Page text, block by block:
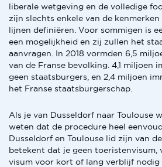
liberale wetgeving en de volledige
zijn slechts enkele van de
lijnen definiëren. Voor sommigen is
een mogelijkheid en zij zullen het
aanvragen. In 2018 vormden 6,5
van de Franse bevolking. 4,1 miljoen
geen staatsburgers, en 2,4 miljoen
het Franse staatsburgerschap.
Als je van Dusseldorf naar Toulouse
weten dat de procedure heel
Dusseldorf en Toulouse lid zijn van
betekent dat je geen
visum voor kort of lang verblijf nodig